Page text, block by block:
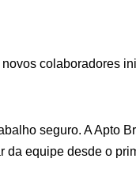
colaboradores
seguro. A Apto
da equipe desde o